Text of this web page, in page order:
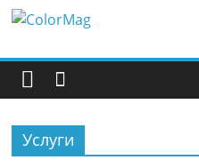
Перейти
содержимому
ColorMag
ColorMag
Demo
site
Услуги